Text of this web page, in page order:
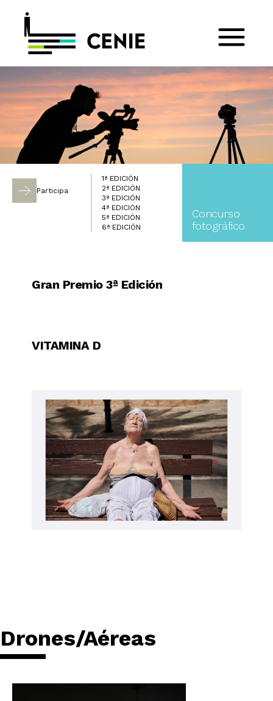
Participa
1ª EDICIÓN
2ª EDICIÓN
3ª EDICIÓN
4ª EDICIÓN
5ª EDICIÓN
6ª EDICIÓN
Concurso
fotográfico
Gran Premio 3ª Edición
VITAMINA D
Drones/Aéreas